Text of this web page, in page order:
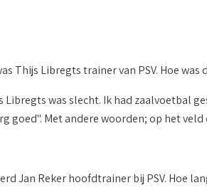
Thijs Libregts trainer van PSV. Hoe
Libregts was slecht. Ik had zaalvoetbal
goed". Met andere woorden; op het
Jan Reker hoofdtrainer bij PSV. Hoe